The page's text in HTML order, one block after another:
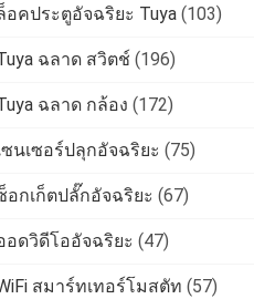
อคประตูอัจฉริยะ Tuya (103)
ฉลาด สวิตช์ (196)
ฉลาด กล้อง (172)
ซนเซอร์ปลุกอัจฉริยะ (75)
อกเก็ตปลั๊กอัจฉริยะ (67)
อดวิดีโออัจฉริยะ (47)
สมาร์ทเทอร์โมสตัท (57)